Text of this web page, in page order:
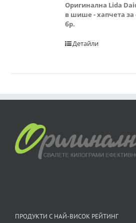
Оригинална Lida
в шише - хапчета за
бр.
Детайли
ПРОДУКТИ С НАЙ-ВИСОК РЕЙТИНГ